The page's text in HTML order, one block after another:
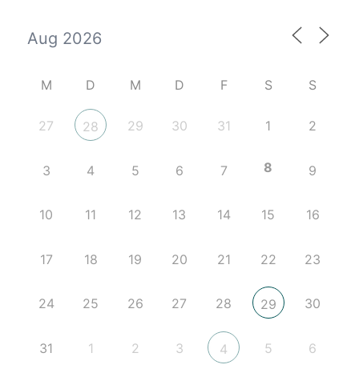
M D M D F S S
27 28 29 30 31 1 2
3 4 5 6 7 8 9
10 11 12 13 14 15 16
17 18 19 20 21 22 23
24 25 26 27 28 29 30
31 1 2 3 4 5 6